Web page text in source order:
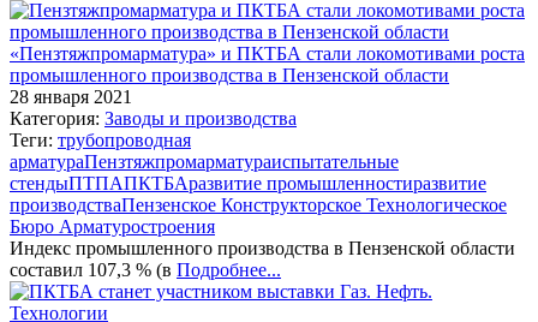
«Пензтяжпромарматура» и ПКТБА стали локомотивами роста
промышленного производства в Пензенской области
28 января 2021
Категория: Заводы и производства
Теги: трубопроводная
арматураПензтяжпромарматураиспытательные
стендыПТПАПКТБАразвитие промышленностиразвитие
производстваПензенское Конструкторское Технологическое
Бюро Арматуростроения
Индекс промышленного производства в Пензенской области
составил 107,3 % (в Подробнее...